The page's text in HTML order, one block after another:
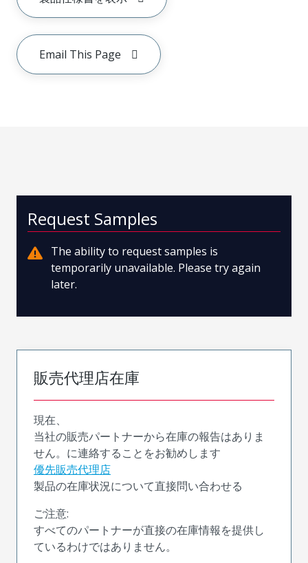
Email This Page
Request Samples
The ability to request samples is
temporarily unavailable. Please try again
later.
販売代理店在庫
現在、
当社の販売パートナーから在庫の報告はありま
せん。に連絡することをお勧めします
優先販売代理店
製品の在庫状況について直接問い合わせる
ご注意:
すべてのパートナーが直接の在庫情報を提供し
ているわけではありません。